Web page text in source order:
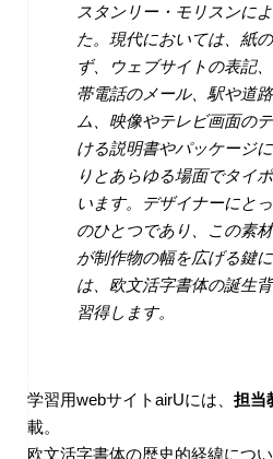
スタンリー・モリスンに
た。現代においては、紙
ず、ウェブサイトの表記
帯電話のメール、駅や道
ム、映像やテレビ画面の
ける説明書やパッケージ
りとあらゆる場面でタイ
います。デザイナーにと
のひとつであり、この素
が制作物の幅を広げる鍵
は、欧文活字書体の誕生
習得します。
学習用webサイトairUには、 担当
載。
欧文活字書体の歴史的経緯につ